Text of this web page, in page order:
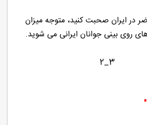
در ایران صحبت کنید، متوجه میزان
روی بینی جوانان ایرانی می شوید.